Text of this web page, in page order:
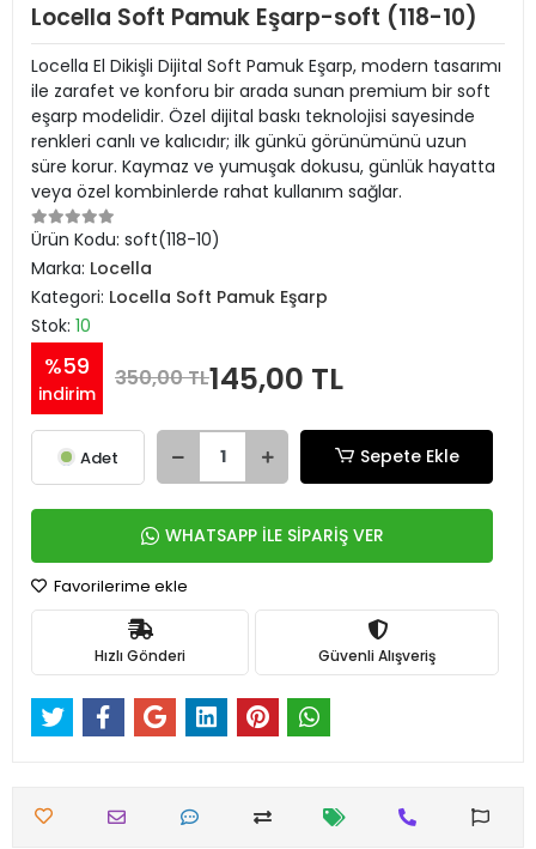
Locella Soft Pamuk Eşarp-soft (118-10)
Locella El Dikişli Dijital Soft Pamuk Eşarp, modern tasarımı
ile zarafet ve konforu bir arada sunan premium bir soft
eşarp modelidir. Özel dijital baskı teknolojisi sayesinde
renkleri canlı ve kalıcıdır; ilk günkü görünümünü uzun
süre korur. Kaymaz ve yumuşak dokusu, günlük hayatta
veya özel kombinlerde rahat kullanım sağlar.
Ürün Kodu: soft(118-10)
Marka: Locella
Kategori: Locella Soft Pamuk Eşarp
Stok: 10
%59
indirim
350,00 TL145,00 TL
Adet Sepete Ekle
WHATSAPP İLE SİPARİŞ VER
Favorilerime ekle
Hızlı Gönderi Güvenli Alışveriş